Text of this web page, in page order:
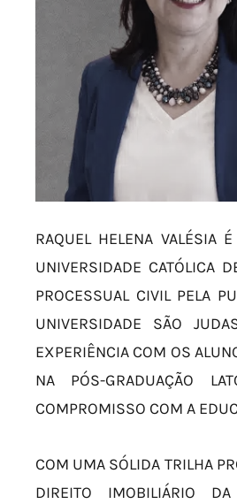
RAQUEL HELENA VALÉSIA
UNIVERSIDADE CATÓLICA
PROCESSUAL CIVIL PELA
UNIVERSIDADE SÃO
EXPERIÊNCIA COM OS
NA PÓS-GRADUAÇÃO
COMPROMISSO COM A
COM UMA SÓLIDA TRILHA
DIREITO IMOBILIÁRIO